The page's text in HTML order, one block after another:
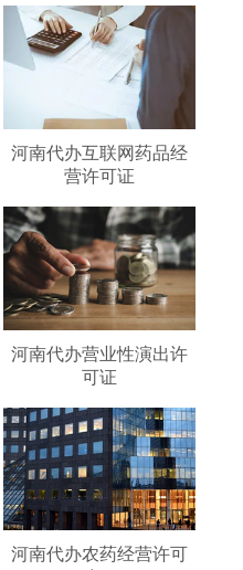
河南代办互联网药品经
营许可证
河南代办营业性演出许
可证
河南代办农药经营许可